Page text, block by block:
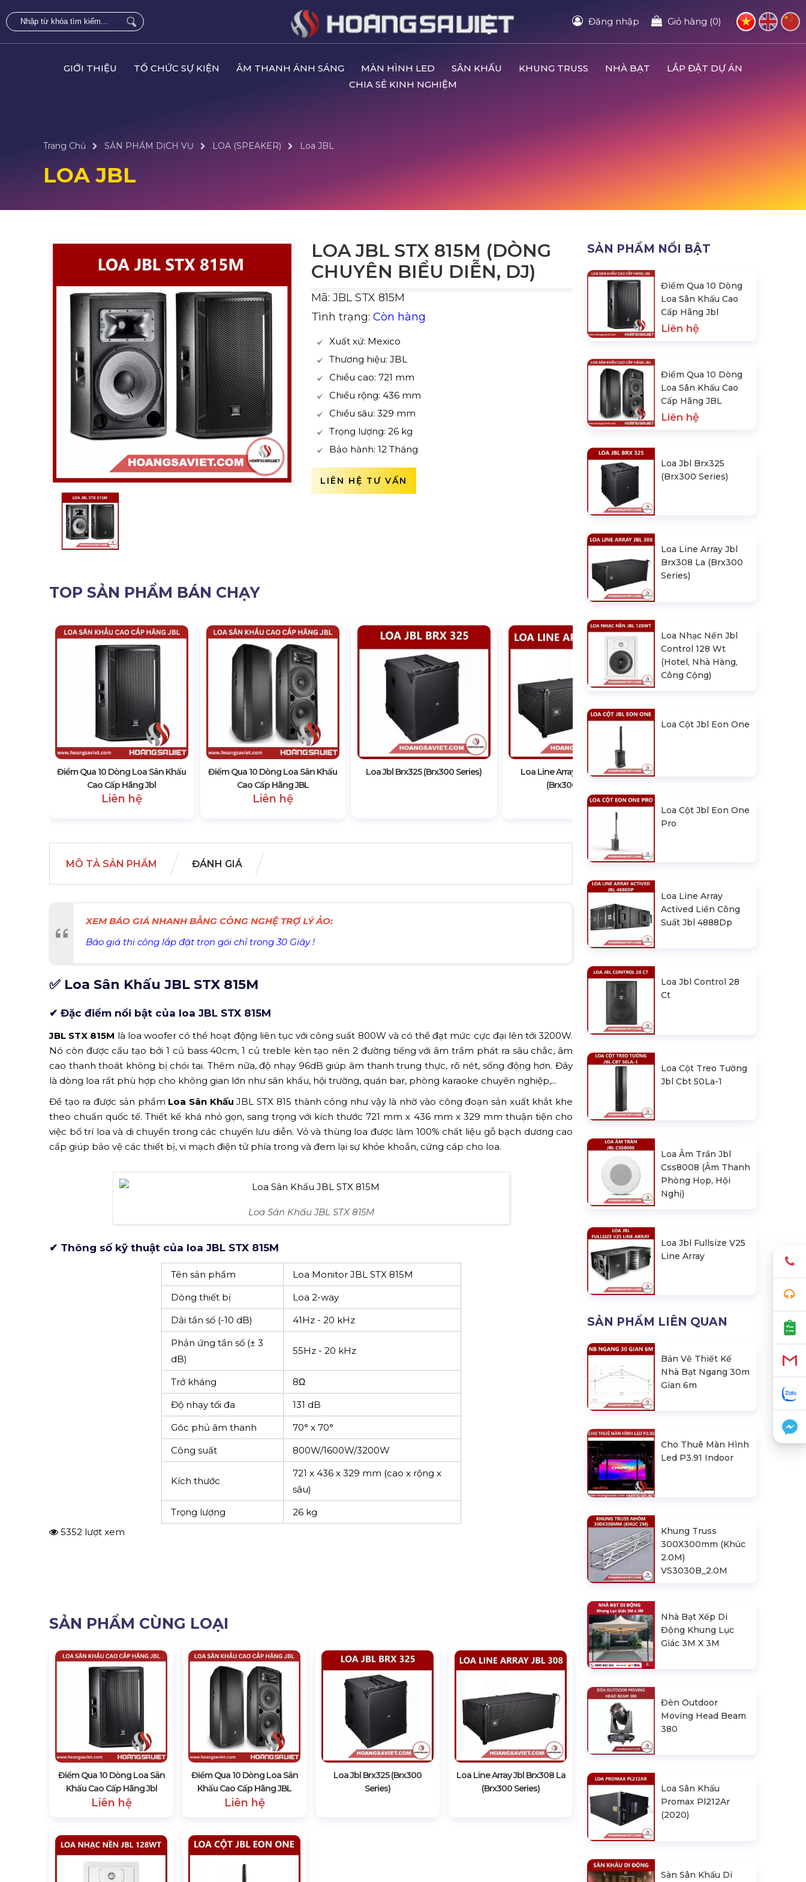
Đăng nhập Giỏ hàng (0)
GIỚI THIỆU TỔ CHỨC SỰ KIỆN ÂM THANH ÁNH SÁNG MÀN HÌNH LED SÂN KHẤU KHUNG TRUSS NHÀ BẠT
LẮP ĐẶT DỰ ÁN
CHIA SẺ KINH NGHIỆM
Trang Chủ SẢN PHẨM DỊCH VỤ LOA (SPEAKER) Loa JBL
LOA JBL
LOA JBL STX 815M (DÒNG
CHUYÊN BIỂU DIỄN, DJ)
Mã: JBL STX 815M
Tình trạng: Còn hàng
Xuất xứ: Mexico
Thương hiệu: JBL
Chiều cao: 721 mm
Chiều rộng: 436 mm
Chiều sâu: 329 mm
Trọng lượng: 26 kg
Bảo hành: 12 Tháng
LIÊN HỆ TƯ VẤN
TOP SẢN PHẨM BÁN CHẠY
Điểm Qua 10 Dòng Loa Sân Khấu
Cao Cấp Hãng Jbl
Liên hệ
Điểm Qua 10 Dòng Loa Sân Khấu
Cao Cấp Hãng JBL
Liên hệ
Loa Jbl Brx325 (Brx300 Series)
Loa Line Array Jbl Brx308 La
(Brx300 Series)
Loa Nhạc Nền Jbl Control 128 Wt
MÔ TẢ SẢN PHẨM ĐÁNH GIÁ
XEM BÁO GIÁ NHANH BẰNG CÔNG NGHỆ TRỢ LÝ ẢO:
Báo giá thi công lắp đặt trọn gói chỉ trong 30 Giây !
✅ Loa Sân Khấu JBL STX 815M
✔ Đặc điểm nổi bật của loa JBL STX 815M
JBL STX 815M là loa woofer có thể hoạt động liên tục với công suất 800W và có thể đạt mức cực đại lên tới 3200W.
Nó còn được cấu tạo bởi 1 củ bass 40cm, 1 củ treble kèn tạo nên 2 đường tiếng với âm trầm phát ra sâu chắc, âm
cao thanh thoát không bị chói tai. Thêm nữa, độ nhạy 96dB giúp âm thanh trung thực, rõ nét, sống động hơn. Đây
là dòng loa rất phù hợp cho không gian lớn như sân khấu, hội trường, quán bar, phòng karaoke chuyên nghiệp,...
Để tạo ra được sản phẩm Loa Sân Khấu JBL STX 815 thành công như vậy là nhờ vào công đoạn sản xuất khắt khe
theo chuẩn quốc tế. Thiết kế khá nhỏ gọn, sang trọng với kích thước 721 mm x 436 mm x 329 mm thuận tiện cho
việc bố trí loa và di chuyển trong các chuyến lưu diễn. Vỏ và thùng loa được làm 100% chất liệu gỗ bạch dương cao
cấp giúp bảo vệ các thiết bị, vi mạch điện tử phía trong và đem lại sự khỏe khoắn, cứng cáp cho loa.
Loa Sân Khấu JBL STX 815M
✔ Thông số kỹ thuật của loa JBL STX 815M
Tên sản phẩm
Loa Monitor JBL STX 815M
Dòng thiết bị
Loa 2-way
Dải tần số (-10 dB)
41Hz - 20 kHz
Phản ứng tần số (± 3
dB)
55Hz - 20 kHz
Trở kháng
8Ω
Độ nhạy tối đa
131 dB
Góc phủ âm thanh
70° x 70°
Công suất
800W/1600W/3200W
Kích thước
721 x 436 x 329 mm (cao x rộng x
sâu)
Trọng lượng
26 kg
5352 lượt xem
SẢN PHẨM CÙNG LOẠI
Điểm Qua 10 Dòng Loa Sân
Khấu Cao Cấp Hãng Jbl
Liên hệ
Điểm Qua 10 Dòng Loa Sân
Khấu Cao Cấp Hãng JBL
Liên hệ
Loa Jbl Brx325 (Brx300
Series)
Loa Line Array Jbl Brx308 La
(Brx300 Series)
SẢN PHẨM NỔI BẬT
Điểm Qua 10 Dòng
Loa Sân Khấu Cao
Cấp Hãng Jbl
Liên hệ
Điểm Qua 10 Dòng
Loa Sân Khấu Cao
Cấp Hãng JBL
Liên hệ
Loa Jbl Brx325
(Brx300 Series)
Loa Line Array Jbl
Brx308 La (Brx300
Series)
Loa Nhạc Nền Jbl
Control 128 Wt
(Hotel, Nhà Hàng,
Công Cộng)
Loa Cột Jbl Eon One
Loa Cột Jbl Eon One
Pro
Loa Line Array
Actived Liền Công
Suất Jbl 4888Dp
Loa Jbl Control 28
Ct
Loa Cột Treo Tường
Jbl Cbt 50La-1
Loa Âm Trần Jbl
Css8008 (Âm Thanh
Phòng Họp, Hội
Nghị)
Loa Jbl Fullsize V25
Line Array
SẢN PHẨM LIÊN QUAN
Bản Vẽ Thiết Kế
Nhà Bạt Ngang 30m
Gian 6m
Cho Thuê Màn Hình
Led P3.91 Indoor
Khung Truss
300X300mm (Khúc
2.0M)
VS3030B_2.0M
Nhà Bạt Xếp Di
Động Khung Lục
Giác 3M X 3M
Đèn Outdoor
Moving Head Beam
380
Loa Sân Khấu
Promax Pl212Ar
(2020)
Sàn Sân Khấu Di